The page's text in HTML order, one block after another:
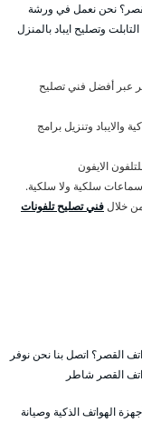
نحن نعمل في ورشة
وتصليح ايباد بالمنزل
عبر أفضل فني تصليح
والايباد وتنزيل برامج
الايفون
خلالفني تصليح تلفونات
القصر؟ اتصل بنا نحن نوفر
القصر شاطر
الهواتف الذكية وصيانة